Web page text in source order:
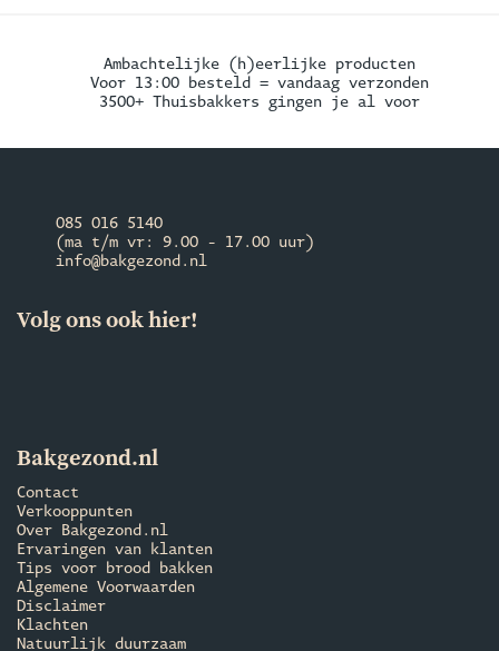
Ambachtelijke (h)eerlijke producten
Voor 13:00 besteld = vandaag verzonden
3500+ Thuisbakkers gingen je al voor
085 016 5140
(ma t/m vr: 9.00 - 17.00 uur)
info@bakgezond.nl
Volg ons ook hier!
Bakgezond.nl
Contact
Verkooppunten
Over Bakgezond.nl
Ervaringen van klanten
Tips voor brood bakken
Algemene Voorwaarden
Disclaimer
Klachten
Natuurlijk duurzaam